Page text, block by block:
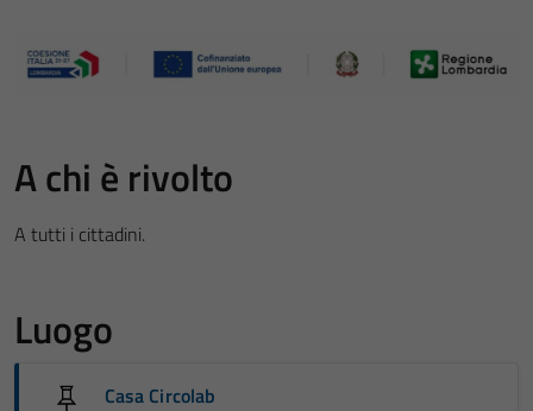
A chi è rivolto
A tutti i cittadini.
Luogo
Casa Circolab